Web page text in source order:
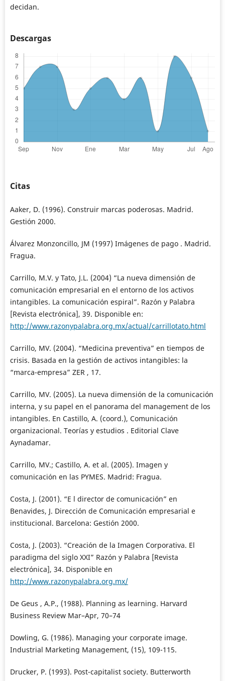
decidan.
Descargas
Citas
Aaker, D. (1996). Construir marcas poderosas. Madrid.
Gestión 2000.
Álvarez Monzoncillo, JM (1997) Imágenes de pago . Madrid.
Fragua.
Carrillo, M.V. y Tato, J.L. (2004) “La nueva dimensión de
comunicación empresarial en el entorno de los activos
intangibles. La comunicación espiral”. Razón y Palabra
[Revista electrónica], 39. Disponible en:
http://www.razonypalabra.org.mx/actual/carrillotato.html
Carrillo, MV. (2004). “Medicina preventiva” en tiempos de
crisis. Basada en la gestión de activos intangibles: la
“marca-empresa” ZER , 17.
Carrillo, MV. (2005). La nueva dimensión de la comunicación
interna, y su papel en el panorama del management de los
intangibles. En Castillo, A. (coord.), Comunicación
organizacional. Teorías y estudios . Editorial Clave
Aynadamar.
Carrillo, MV.; Castillo, A. et al. (2005). Imagen y
comunicación en las PYMES. Madrid: Fragua.
Costa, J. (2001). “E l director de comunicación” en
Benavides, J. Dirección de Comunicación empresarial e
institucional. Barcelona: Gestión 2000.
Costa, J. (2003). “Creación de la Imagen Corporativa. El
paradigma del siglo XXI” Razón y Palabra [Revista
electrónica], 34. Disponible en
http://www.razonypalabra.org.mx/
De Geus , A.P., (1988). Planning as learning. Harvard
Business Review Mar–Apr, 70–74
Dowling, G. (1986). Managing your corporate image.
Industrial Marketing Management, (15), 109-115.
Drucker, P. (1993). Post-capitalist society. Butterworth